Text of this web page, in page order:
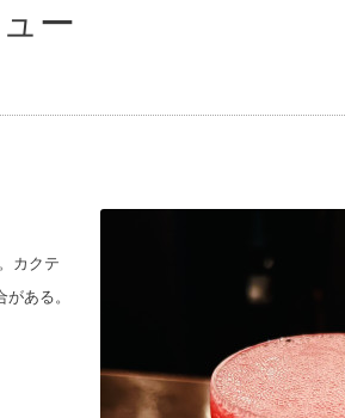
ー
カクテ
ある。